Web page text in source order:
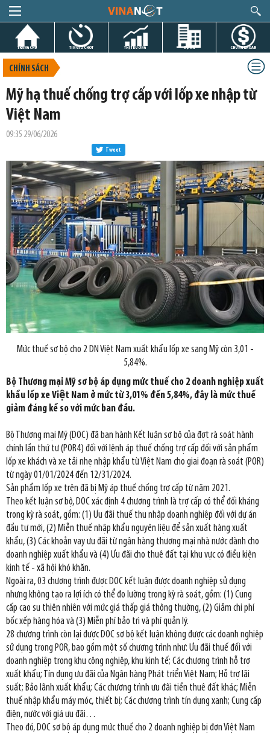
TRANG CHỦ TIN GIỜ CHÓT THỊ TRƯỜNG DỰ ÁN CHỨNG KHOÁN
CHÍNH SÁCH
Mỹ hạ thuế chống trợ cấp với lốp xe nhập từ
Việt Nam
09:35 29/06/2026
Tweet
Mức thuế sơ bộ cho 2 DN Việt Nam xuất khẩu lốp xe sang Mỹ còn 3,01 -
5,84%.
Bộ Thương mại Mỹ sơ bộ áp dụng mức thuế cho 2 doanh nghiệp xuất
khẩu lốp xe Việt Nam ở mức từ 3,01% đến 5,84%, đây là mức thuế
giảm đáng kể so với mức ban đầu.
Bộ Thương mại Mỹ (DOC) đã ban hành Kết luận sơ bộ của đợt rà soát hành
chính lần thứ tư (POR4) đối với lệnh áp thuế chống trợ cấp đối với sản phẩm
lốp xe khách và xe tải nhẹ nhập khẩu từ Việt Nam cho giai đoạn rà soát (POR)
từ ngày 01/01/2024 đến 12/31/2024.
Sản phẩm lốp xe trên đã bị Mỹ áp thuế chống trợ cấp từ năm 2021.
Theo kết luận sơ bộ, DOC xác định 4 chương trình là trợ cấp có thể đối kháng
trong kỳ rà soát, gồm: (1) Ưu đãi thuế thu nhập doanh nghiệp đối với dự án
đầu tư mới, (2) Miễn thuế nhập khẩu nguyên liệu để sản xuất hàng xuất
khẩu, (3) Các khoản vay ưu đãi từ ngân hàng thương mại nhà nước dành cho
doanh nghiệp xuất khẩu và (4) Ưu đãi cho thuê đất tại khu vực có điều kiện
kinh tế - xã hội khó khăn.
Ngoài ra, 03 chương trình được DOC kết luận được doanh nghiệp sử dụng
nhưng không tạo ra lợi ích có thể đo lường trong kỳ rà soát, gồm: (1) Cung
cấp cao su thiên nhiên với mức giá thấp giá thông thường, (2) Giảm chi phí
bốc xếp hàng hóa và (3) Miễn phí bảo trì và phí quản lý.
28 chương trình còn lại được DOC sơ bộ kết luận không được các doanh nghiệp
sử dụng trong POR, bao gồm một số chương trình như: Ưu đãi thuế đối với
doanh nghiệp trong khu công nghiệp, khu kinh tế; Các chương trình hỗ trợ
xuất khẩu; Tín dụng ưu đãi của Ngân hàng Phát triển Việt Nam; Hỗ trợ lãi
suất; Bảo lãnh xuất khẩu; Các chương trình ưu đãi tiền thuê đất khác; Miễn
thuế nhập khẩu máy móc, thiết bị; Các chương trình tín dụng xanh; Cung cấp
điện, nước với giá ưu đãi…
Theo đó, DOC sơ bộ áp dụng mức thuế cho 2 doanh nghiệp bị đơn Việt Nam